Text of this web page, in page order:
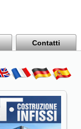
Contatti